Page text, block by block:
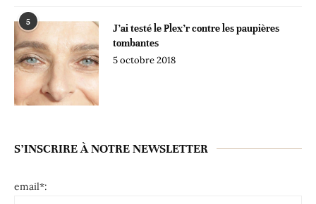
5
J’ai testé le Plex’r contre les paupières
tombantes
5 octobre 2018
S’INSCRIRE À NOTRE NEWSLETTER
email*: